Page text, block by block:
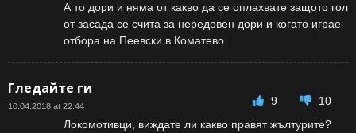
А то дори и няма от какво да се оплахвате защото гол
от засада се счита за нередовен дори и когато играе
отбора на Пеевски в Коматево
Гледайте ги
10.04.2018 at 22:44 9
10
Локомотивци, виждате ли какво правят жълтурите?